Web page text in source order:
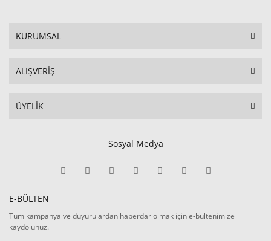
KURUMSAL
ALIŞVERİŞ
ÜYELİK
Sosyal Medya
E-BÜLTEN
Tüm kampanya ve duyurulardan haberdar olmak için e-bültenimize
kaydolunuz.